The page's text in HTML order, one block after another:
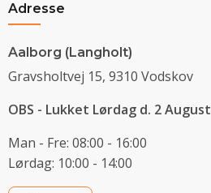
Adresse
Aalborg (Langholt)
Gravsholtvej 15, 9310 Vodskov
OBS - Lukket Lørdag d. 2 August
Man - Fre: 08:00 - 16:00
Lørdag: 10:00 - 14:00